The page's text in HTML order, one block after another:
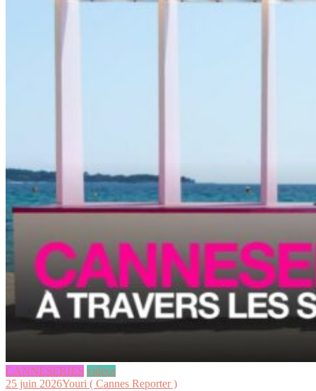
CANNESERIES videos
25 juin 2026Youri ( Cannes Reporter )